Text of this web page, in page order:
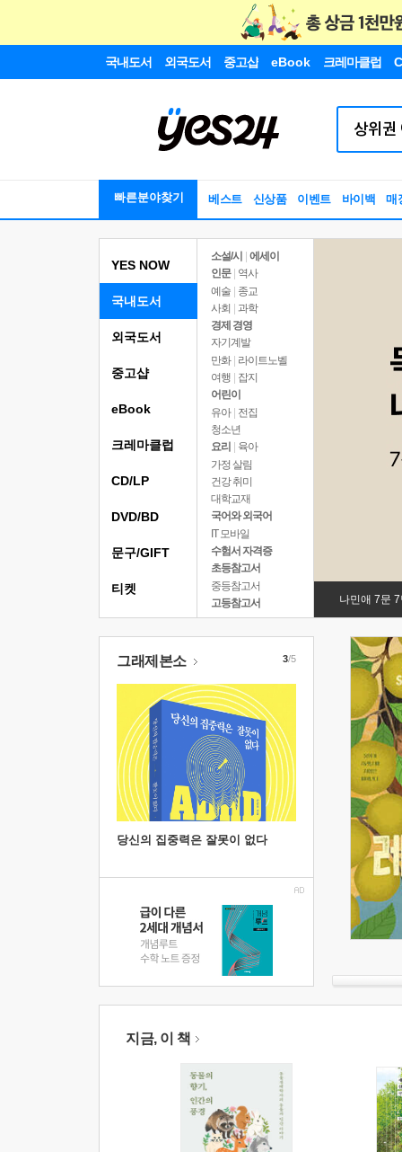
국내도서 외국도서 중고샵 eBook 크레마클럽
빠른분야찾기 베스트 신상품 이벤트 바이백 매
YES NOW
국내도서
소설/시
에세이
인문
역사
예술 | 종교
사회 | 과학
경제 경영
자기계발
만화 | 라이트노벨
여행
잡지
어린이
유아 | 전집
청소년
요리
육아
가정 살림
건강 취미
대학교재
국어와 외국어
IT 모바일
수험서 자격증
초등참고서
중등참고서
고등참고서
나민애 7문
외국도서
중고샵
eBook
크레마클럽
CD/LP
DVD/BD
문구/GIFT
티켓
그래제본소
당신의 집중력은 잘못이 없다
3/5
지금, 이 책